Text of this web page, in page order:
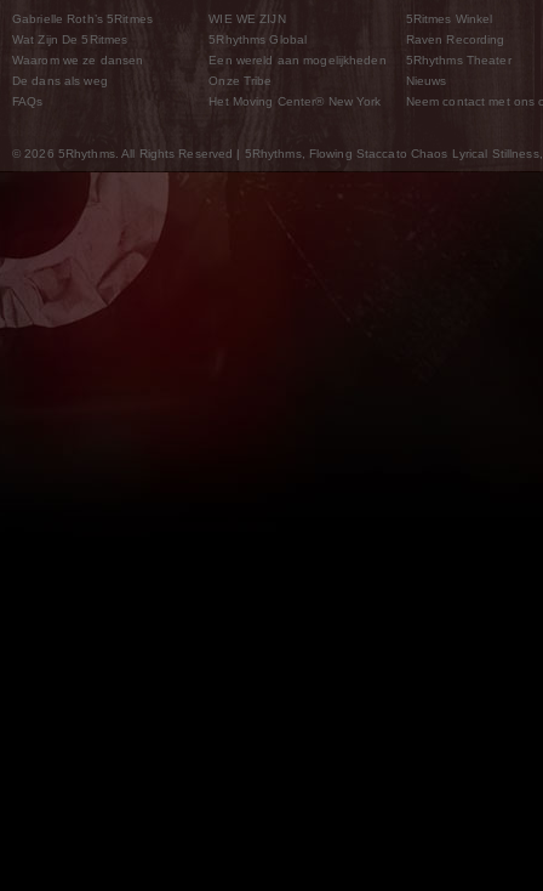
Gabrielle Roth’s 5Ritmes
Wat Zijn De 5Ritmes
Waarom we ze dansen
De dans als weg
FAQs
WIE WE ZIJN
5Rhythms Global
Een wereld aan mogelijkheden
Onze Tribe
Het Moving Center® New York
5Ritmes Winkel
Raven Recording
5Rhythms Theater
Nieuws
Neem contact met ons
© 2026 5Rhythms. All Rights Reserved | 5Rhythms, Flowing Staccato Chaos Lyrical